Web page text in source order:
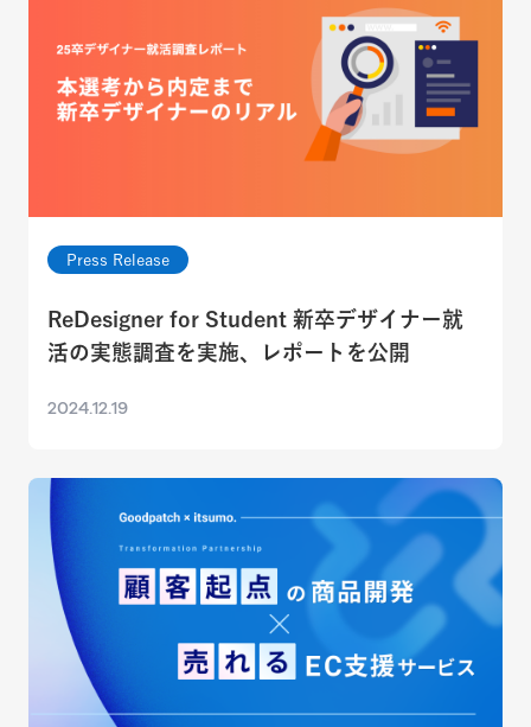
Press Release
ReDesigner for Student 新卒デザイナー就
活の実態調査を実施、レポートを公開
2024.12.19